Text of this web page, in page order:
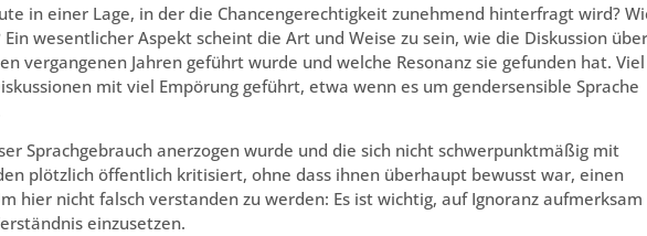
in einer Lage, in der die Chancengerechtigkeit zunehmend hinterfragt wird?
wesentlicher Aspekt scheint die Art und Weise zu sein, wie die Diskussion über
vergangenen Jahren geführt wurde und welche Resonanz sie gefunden hat. Viel
mit viel Empörung geführt, etwa wenn es um gendersensible Sprache
Sprachgebrauch anerzogen wurde und die sich nicht schwerpunktmäßig mit
plötzlich öffentlich kritisiert, ohne dass ihnen überhaupt bewusst war, einen
hier nicht falsch verstanden zu werden: Es ist wichtig, auf Ignoranz aufmerksam
einzusetzen.